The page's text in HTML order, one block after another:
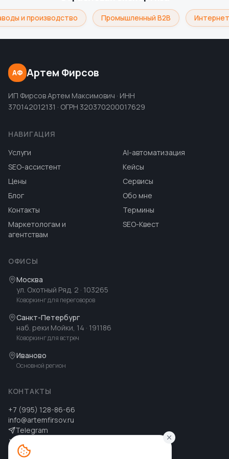
и производство Промышленный B2B
АФ Артем Фирсов
ИП Фирсов Артем Максимович · ИНН
370142012131 · ОГРН 320370200017629
НАВИГАЦИЯ
Услуги
AI-автоматизация
SEO-ассистент
Кейсы
Цены
Сервисы
Блог
Обо мне
Контакты
Термины
Маркетологам и
агентствам
SEO-Квест
ОФИСЫ
Москва
ул. Охотный Ряд, 2 · 103265
Коворкинг для переговоров
Санкт-Петербург
наб. реки Мойки, 14 · 191186
Коворкинг для встреч
Иваново
Основной регион
КОНТАКТЫ
+7 (995) 128-86-66
info@artemfirsov.ru
Telegram
MAX MAX